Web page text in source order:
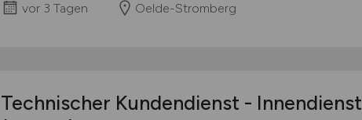
vor 3 Tagen Oelde-Stromberg
Technischer Kundendienst - Innendienst